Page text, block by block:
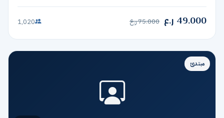
49.000 ر.ع 75.000 ر.ع 1,020
مبتدئ